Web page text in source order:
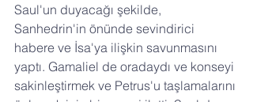
Saul'un duyacağı şekilde,
Sanhedrin'in önünde sevindirici
habere ve İsa'ya ilişkin savunmasını
yaptı. Gamaliel de oradaydı ve konseyi
sakinleştirmek ve Petrus'u taşlamalarını